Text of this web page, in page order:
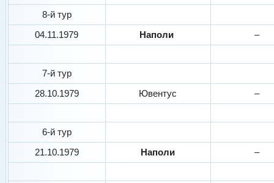
8-й тур
04.11.1979
Наполи –
7-й тур
28.10.1979
Ювентус –
6-й тур
21.10.1979
Наполи –